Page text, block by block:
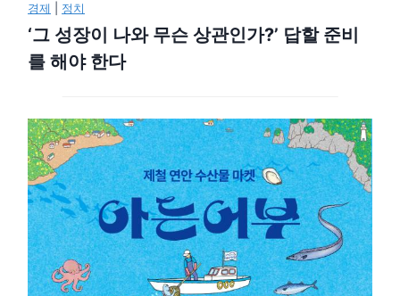
경제 정치
‘그 성장이 나와 무슨 상관인가?’ 답할 준비
를 해야 한다